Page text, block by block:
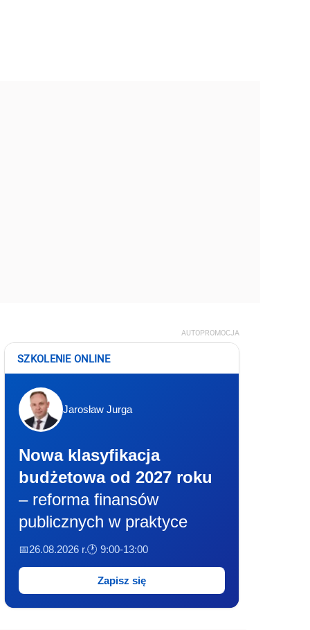
AUTOPROMOCJA
SZKOLENIE ONLINE
Jarosław Jurga
Nowa klasyfikacja
budżetowa od 2027 roku
– reforma finansów
publicznych w praktyce
📅26.08.2026 r.🕐 9:00-13:00
Zapisz się